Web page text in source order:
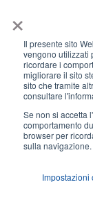
×
Il presente sito
vengono utilizzati
ricordare i
migliorare il sito
sito che tramite
consultare
Se non si accetta
comportamento
browser per
sulla navigazione.
Impostazioni